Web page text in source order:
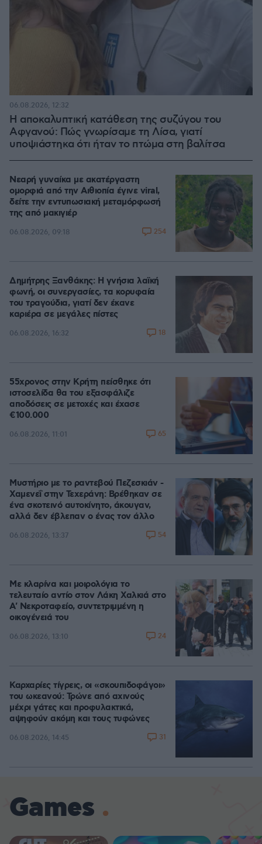
Η αποκαλυπτική κατάθεση της συζύγου του
Αφγανού: Πώς γνωρίσαμε τη Λίσα, γιατί
υποψιάστηκα ότι ήταν το πτώμα στη βαλίτσα
06.08.2026, 12:32
Νεαρή γυναίκα με ακατέργαστη
ομορφιά από την Αιθιοπία έγινε viral,
δείτε την εντυπωσιακή μεταμόρφωσή
της από μακιγιέρ
06.08.2026, 09:18 254
Δημήτρης Ξανθάκης: Η γνήσια λαϊκή
φωνή, οι συνεργασίες, τα κορυφαία
του τραγούδια, γιατί δεν έκανε
καριέρα σε μεγάλες πίστες
06.08.2026, 16:32 18
55χρονος στην Κρήτη πείσθηκε ότι
ιστοσελίδα θα του εξασφάλιζε
αποδόσεις σε μετοχές και έχασε
€100.000
06.08.2026, 11:01 65
Μυστήριο με το ραντεβού Πεζεσκιάν -
Χαμενεΐ στην Τεχεράνη: Βρέθηκαν σε
ένα σκοτεινό αυτοκίνητο, άκουγαν,
αλλά δεν έβλεπαν ο ένας τον άλλο
06.08.2026, 13:37 54
Με κλαρίνα και μοιρολόγια το
τελευταίο αντίο στον Λάκη Χαλκιά στο
A' Νεκροταφείο, συντετριμμένη η
οικογένειά του
06.08.2026, 13:10 24
Καρχαρίες τίγρεις, οι «σκουπιδοφάγοι»
του ωκεανού: Τρώνε από αχινούς
μέχρι γάτες και προφυλακτικά,
αψηφούν ακόμη και τους τυφώνες
06.08.2026, 14:45 31
Games